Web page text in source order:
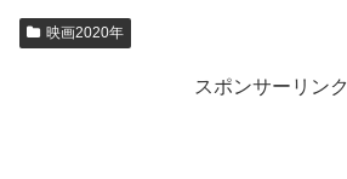
映画2020年
スポンサーリンク